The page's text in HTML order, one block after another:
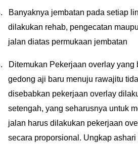
Banyaknya jembatan pada setiap
dilakukan rehab, pengecatan
jalan diatas permukaan jembatan
Ditemukan Pekerjaan overlay yang
gedong aji baru menuju rawajitu
disebabkan pekerjaan overlay
setengah, yang seharusnya untuk
jalan harus dilakukan pekerjaan
secara proporsional. Ungkap ashari